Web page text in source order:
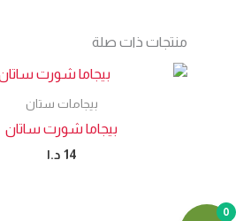
منتجات ذات صلة
بيجامات ستان
بيجاما شورت ساتان
14 د.ا
0